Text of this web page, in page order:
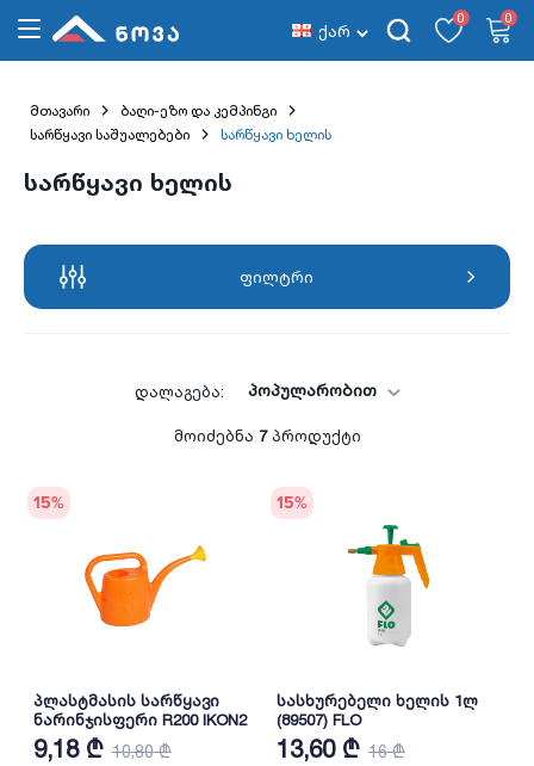
ქარ
0 0
მთავარი
ბაღი-ეზო და კემპინგი
სარწყავი საშუალებები
სარწყავი ხელის
სარწყავი ხელის
ფილტრი
დალაგება: პოპულარობით
მოიძებნა 7პროდუქტი
15%
პლასტმასის სარწყავი
ნარინჯისფერი R200 IKON2
9,18 ₾ 10,80 ₾
15%
სასხურებელი ხელის 1ლ
(89507) FLO
13,60 ₾ 16 ₾